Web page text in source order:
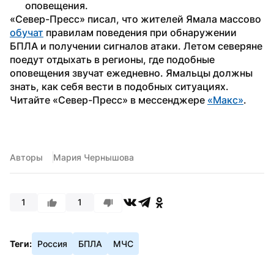
оповещения.
обучат правилам поведения при обнаружении
БПЛА и получении сигналов атаки. Летом северяне
поедут отдыхать в регионы, где подобные
оповещения звучат ежедневно. Ямальцы должны
знать, как себя вести в подобных ситуациях.
Читайте «Север-Пресс» в мессенджере «Макс».
Авторы Мария Чернышова
1 1
Теги: Россия БПЛА МЧС